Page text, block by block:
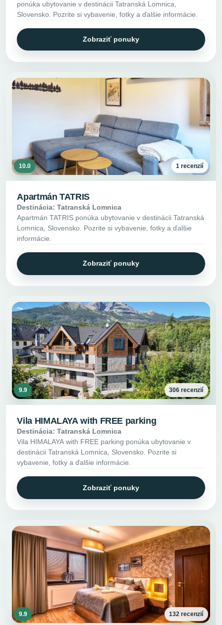
ponúka ubytovanie v destinácii Tatranská Lomnica,
Slovensko. Pozrite si vybavenie, fotky a ďalšie informácie.
Zobraziť ponuky
10.0 1 recenzií
Apartmán TATRIS
Destinácia: Tatranská Lomnica
Apartmán TATRIS ponúka ubytovanie v destinácii Tatranská
Lomnica, Slovensko. Pozrite si vybavenie, fotky a ďalšie
informácie.
Zobraziť ponuky
9.9 306 recenzií
Vila HIMALAYA with FREE parking
Destinácia: Tatranská Lomnica
Vila HIMALAYA with FREE parking ponúka ubytovanie v
destinácii Tatranská Lomnica, Slovensko. Pozrite si
vybavenie, fotky a ďalšie informácie.
Zobraziť ponuky
9.9 132 recenzií